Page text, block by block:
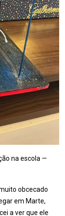
na escola —
obcecado
em Marte,
a ver que ele